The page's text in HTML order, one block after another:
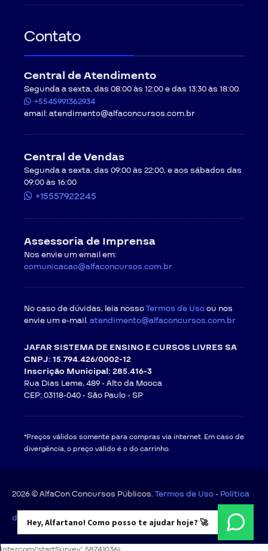
Contato
Central de Atendimento
Segunda a sexta, das 08:00 às 12:00 e das 13:30 às 18:00.
+5545991362934
email:atendimento@alfaconcursos.com.br
Central de Vendas
Segunda a sexta, das 09:00 às 22:00, e aos sábados das
09:00 às 16:00
+15557922245
Assessoria de Imprensa
Nos envie um email em:
comunicacao@alfaconcursos.com.br
No caso de dúvidas, leia nossoTermos de Usoou nos
envie um e-mail.atendimento@alfaconcursos.com.br
JAFAR SISTEMA DE ENSINO E CURSOS LIVRES SA
CNPJ: 15.794.426/0002-12
Inscrição Municipal: 285.416-3
Rua Dias Leme, 489 - Alto da Mooca
CEP: 03118-040 -São Paulo - SP
*Preços válidos somente para compras via internet. Em caso de
divergência, o preço válido é o do carrinho.
2026 © AlfaCon Concursos Públicos.Termos de Uso- Política
de Privacidade
Hey, Alfartano! Como posso te ajudar hoje? 🚀